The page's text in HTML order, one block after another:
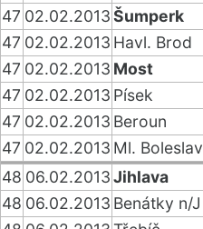
47 02.02.2013Šumperk
47 02.02.2013 Havl. Brod
47 02.02.2013 Most
47 02.02.2013 Písek
47 02.02.2013 Beroun
47 02.02.2013 Ml. Boleslav
48 06.02.2013Jihlava
48 06.02.2013 Benátky n/J